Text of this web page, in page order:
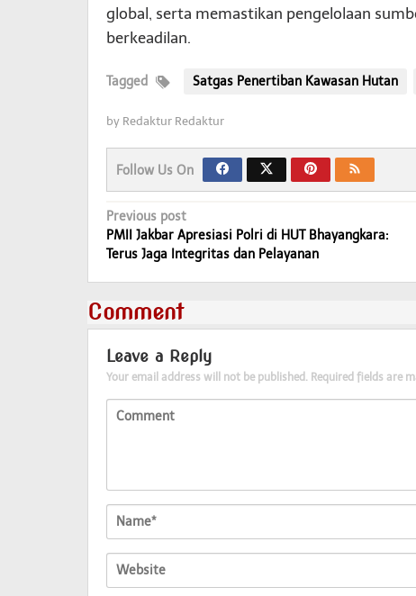
global, serta memastikan pengelolaan
berkeadilan.
Tagged Satgas Penertiban Kawasan Hutan
by Redaktur Redaktur
Follow Us On
Post
navigation
Previous post
PMII Jakbar Apresiasi Polri di HUT Bhayangkara:
Terus Jaga Integritas dan Pelayanan
Comment
Leave a Reply
Your email address will not be published. Required fields are